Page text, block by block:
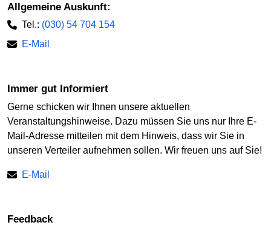
Allgemeine Auskunft:
Tel.: (030) 54 704 154
E-Mail
Immer gut Informiert
Gerne schicken wir Ihnen unsere aktuellen
Veranstaltungshinweise. Dazu müssen Sie uns nur Ihre E-
Mail-Adresse mitteilen mit dem Hinweis, dass wir Sie in
unseren Verteiler aufnehmen sollen. Wir freuen uns auf Sie!
E-Mail
Feedback